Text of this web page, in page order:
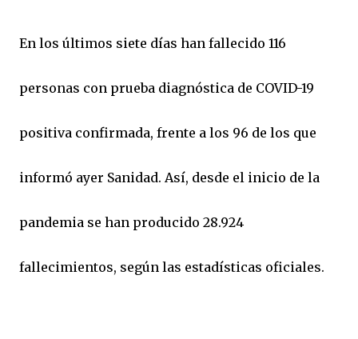
En los últimos siete días han fallecido 116
personas con prueba diagnóstica de COVID-19
positiva confirmada, frente a los 96 de los que
informó ayer Sanidad. Así, desde el inicio de la
pandemia se han producido 28.924
fallecimientos, según las estadísticas oficiales.